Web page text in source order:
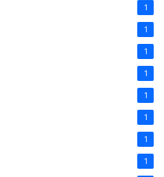
1
1
1
1
1
1
1
1